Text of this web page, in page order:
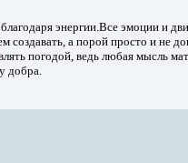
энергии.Все эмоции и
создавать, а порой просто и не
погодой, ведь любая мысль
добра.